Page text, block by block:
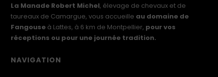
La Manade Robert Michel, élevage de chevaux et de
taureaux de Camargue, vous accueille au domaine de
Fangouse à Lattes, à 6 km de Montpellier, pour vos
réceptions ou pour une journée tradition.
NAVIGATION